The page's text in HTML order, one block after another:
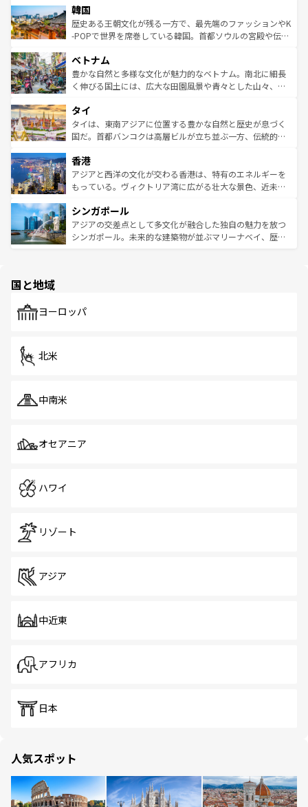
はコンテンツ一覧
いる。アクティビティも充実しており、サーフィンやダイ
ビング、ハイキングなど、アウトドア好きにはたまらな
い。オーストラリアの多彩な魅力を存分に味わいつくそ
参照してほしい。
ン）、静ひつな山岳地帯である台湾東部など、都市の喧騒
と山間の静けさが共存しており、訪れる人に新しい発見と
驚きをもたらしてくれる。また、奥深い台湾の食文化も魅
容にもいいと評判のスイーツなど、バラエティ豊かな料理
が味わえる。 なお、新着の台湾情報は コンテンツ一覧を参
照してほしい。
韓国
歴史ある王朝文化が残る一方で、最先端のファッションやK
-POPで世界を席巻している韓国。首都ソウルの宮殿や伝統
き、地方に足を延ばせば四季折々の自然美を楽しむことが
できる。そして、キムチや焼肉、絶品のストリートフード
まで、さまざまな韓国料理が待っている。夜には、韓国な
リティに包まれながら、韓国の多彩な魅力を心ゆくまで味
わってみてほしい。 なお、新着の韓国情報はコンテンツ一
覧を参照してほしい。
ベトナム
豊かな自然と多様な文化が魅力的なベトナム。南北に細長
く伸びる国土には、広大な田園風景や青々とした山々、世
急速な発展と共に伝統が息づく。ハノイの古い町並みやホ
ーチミン市のフランス統治時代の建物も、独特の雰囲気を
醸し出している。また、バラエティの豊かさとおいしさで
とつ。フォーやバインミー、ベトナムコーヒーなどは、ぜ
ひ現地で味わいたい。どの地域を訪れてもあたたかい人々
が旅行者を迎えてくれるので、きっと忘れられない旅にな
参照してほしい。
タイ
タイは、東南アジアに位置する豊かな自然と歴史が息づく
国だ。首都バンコクは高層ビルが立ち並ぶ一方、伝統的な
の活気が交差している。北部ではチェンマイなどの山岳地
帯で自然と触れ合い、南部ではプーケットやクラビの美し
いビーチでリゾート気分を楽しむことができる。タイ料理
激する。気候は一年中温暖で、どの季節にも異なる楽しみ
が待っている。親しみやすいタイの人々、仏教を中心とし
た文化、そして多様な観光資源が、訪れる旅人を魅了し続
香港
アジアと西洋の文化が交わる香港は、特有のエネルギーを
もっている。ヴィクトリア湾に広がる壮大な景色、近未来
み、どこを訪れても感動するはず。観光スポットが密集し
ており、効率よく見どころを回れるのも魅力。息をのむよ
うな絶景から文化的な体験まで、香港を存分に楽しみ尽く
シンガポール
アジアの交差点として多文化が融合した独自の魅力を放つ
シンガポール。未来的な建築物が並ぶマリーナベイ、歴史
で、ホーカーズは地元の風情を楽しめる外せないスポット
国と地域
ヨーロッパ
北米
中南米
オセアニア
ハワイ
リゾート
アジア
中近東
アフリカ
日本
人気スポット